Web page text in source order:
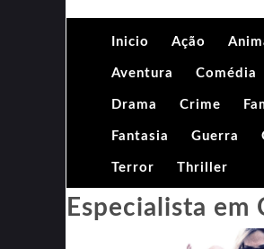
Inicio Ação
Aventura Comédia
Drama Crime
Fantasia Guerra
Terror Thriller
Especialista em